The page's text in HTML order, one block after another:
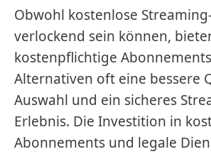
Obwohl kostenlose
verlockend sein können,
kostenpflichtige
Alternativen oft eine bessere
Auswahl und ein sicheres
Erlebnis. Die Investition in
Abonnements und legale